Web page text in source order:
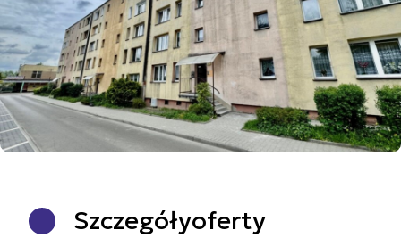
Szczegółyoferty